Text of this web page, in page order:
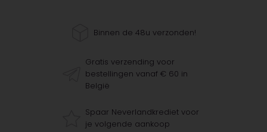
Binnen de 48u verzonden!
Gratis verzending voor
bestellingen vanaf € 60 in
België
Spaar Neverlandkrediet voor
je volgende aankoop